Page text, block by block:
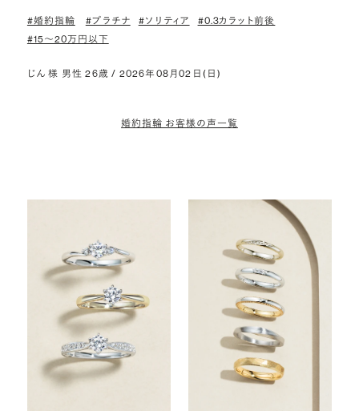
#婚約指輪 #プラチナ #ソリティア
#0.3カラット前後
#15〜20万円以下
じん 様 男性 26歳 / 2026年08月02日(日)
婚約指輪 お客様の声一覧